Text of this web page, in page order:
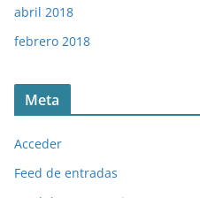
abril 2018
febrero 2018
Meta
Acceder
Feed de entradas